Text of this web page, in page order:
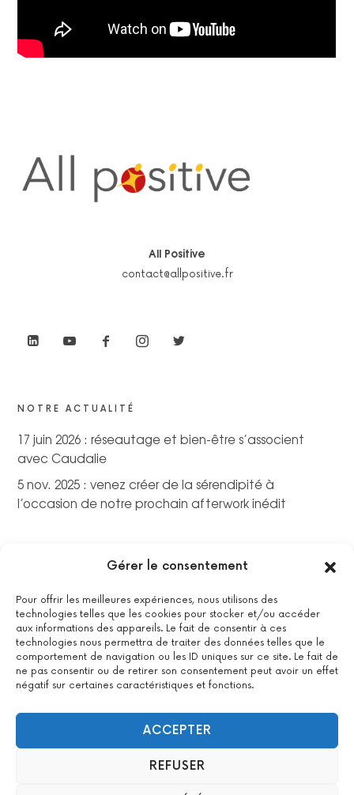
Gérer le consentement
Pour offrir les meilleures expériences, nous utilisons des
technologies telles que les cookies pour stocker et/ou accéder
aux informations des appareils. Le fait de consentir à ces
technologies nous permettra de traiter des données telles que le
comportement de navigation ou les ID uniques sur ce site. Le fait de
ne pas consentir ou de retirer son consentement peut avoir un effet
négatif sur certaines caractéristiques et fonctions.
ACCEPTER
REFUSER
All Positive
contact@allpositive.fr
NOTRE ACTUALITÉ
17 juin 2026 : réseautage et bien-être s’associent
avec Caudalie
5 nov. 2025 : venez créer de la sérendipité à
l’occasion de notre prochain afterwork inédit
La certification qualité a été délivrée au titre de la catégorie
suivante : actions de formations.Voir le certificat